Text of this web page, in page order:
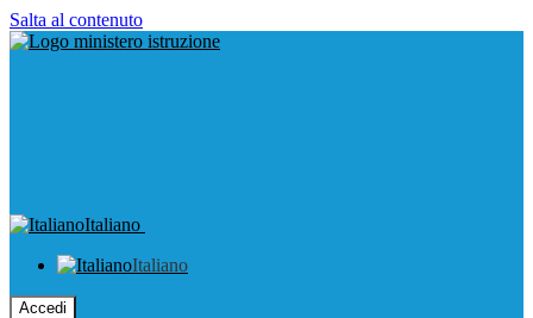
Salta al contenuto
Italiano
Italiano
Accedi